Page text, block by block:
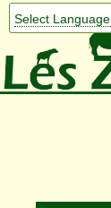
Select Language